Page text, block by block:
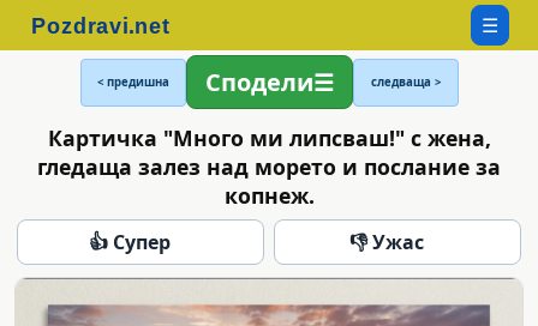
☰
< предишна Сподели следваща >
Картичка "Много ми липсваш!" с жена,
гледаща залез над морето и послание за
копнеж.
👍 Супер 👎 Ужас